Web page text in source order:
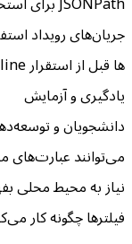
ها قبل از استقرار pipeline آزمایش کنید.
یادگیری و آزمایش
نیاز به محیط محلی
فیلترها چگونه کار